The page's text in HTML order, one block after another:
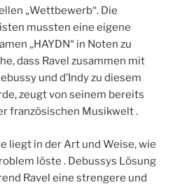
„Wettbewerb“. Die
mussten eine eigene
„HAYDN“ in Noten zu
dass Ravel zusammen mit
und d’Indy zu diesem
zeugt von seinem bereits
französischen Musikwelt .
liegt in der Art und Weise, wie
löste . Debussys Lösung
Ravel eine strengere und